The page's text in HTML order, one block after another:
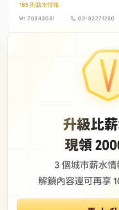
185 則薪水情報
70843031
02-82271280